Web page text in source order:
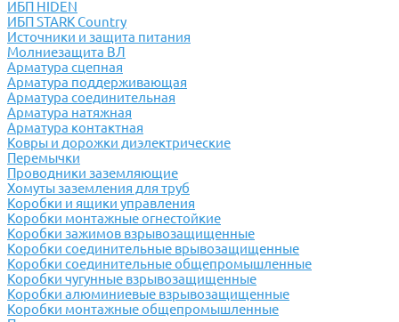
ИБП HIDEN
ИБП STARK Country
Источники и защита питания
Молниезащита ВЛ
Арматура сцепная
Арматура поддерживающая
Арматура соединительная
Арматура натяжная
Арматура контактная
Ковры и дорожки диэлектрические
Перемычки
Проводники заземляющие
Хомуты заземления для труб
Коробки и ящики управления
Коробки монтажные огнестойкие
Коробки зажимов взрывозащищенные
Коробки соединительные врывозащищенные
Коробки соединительные общепромышленные
Коробки чугунные взрывозащищенные
Коробки алюминиевые взрывозащищенные
Коробки монтажные общепромышленные